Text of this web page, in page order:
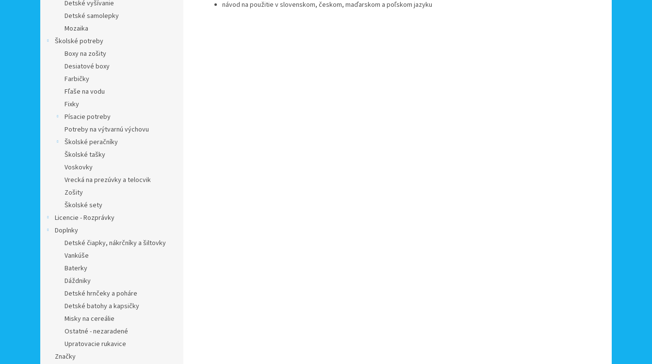
Detské vyšívanie
Detské samolepky
Mozaika
Školské potreby
Boxy na zošity
Desiatové boxy
Farbičky
Fľaše na vodu
Fixky
Písacie potreby
Potreby na výtvarnú výchovu
Školské peračníky
Školské tašky
Voskovky
Vrecká na prezúvky a telocvik
Zošity
Školské sety
Licencie - Rozprávky
Doplnky
Detské čiapky, nákrčníky a šiltovky
Vankúše
Baterky
Dáždniky
Detské hrnčeky a poháre
Detské batohy a kapsičky
Misky na cereálie
Ostatné - nezaradené
Upratovacie rukavice
Značky
návod na použitie v slovenskom, českom, maďarskom a poľskom jazyku